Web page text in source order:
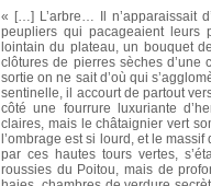
« […] L’arbre… Il n’apparaissait
peupliers qui pacageaient leurs
lointain du plateau, un bouquet
clôtures de pierres sèches
sortie on ne sait d’où qui
sentinelle, il accourt de partout
côté une fourrure luxuriante
claires, mais le châtaignier vert
l’ombrage est si lourd, et le
par ces hautes tours vertes,
roussies du Poitou, mais de